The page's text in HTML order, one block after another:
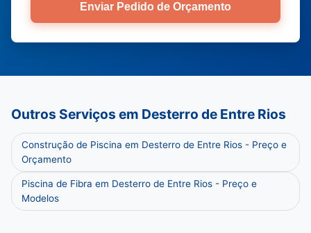
Enviar Pedido de Orçamento
Outros Serviços em Desterro de Entre Rios
Construção de Piscina em Desterro de Entre Rios - Preço e
Orçamento
Piscina de Fibra em Desterro de Entre Rios - Preço e
Modelos